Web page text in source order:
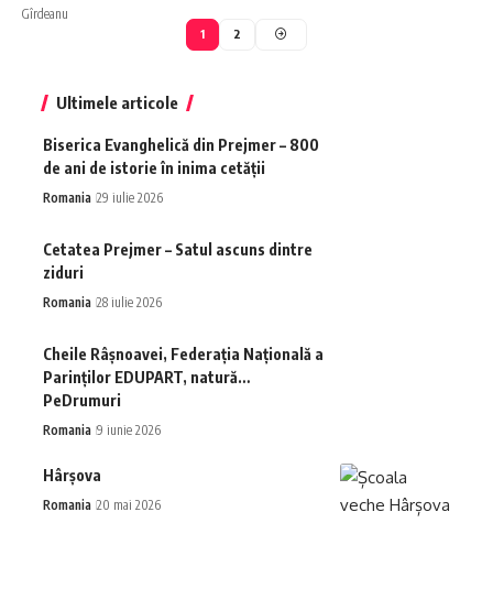
1 2
Ultimele articole
Biserica Evanghelică din Prejmer – 800
de ani de istorie în inima cetății
Romania 29 iulie 2026
Cetatea Prejmer – Satul ascuns dintre
ziduri
Romania 28 iulie 2026
Cheile Râșnoavei, Federația Națională a
Parinților EDUPART, natură…
PeDrumuri
Romania 9 iunie 2026
Hârșova
Romania 20 mai 2026